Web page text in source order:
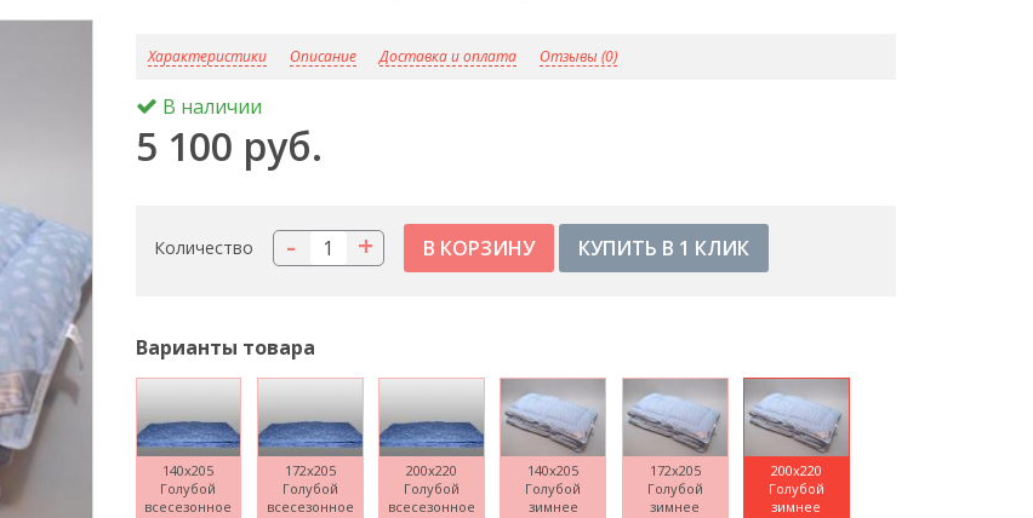
Поднесите мышку
Характеристики Описание Доставка и оплата Отзывы (0)
В наличии
5 100 руб.
Количество +
- КУПИТЬ В 1 КЛИК
Варианты товара
140x205
Голубой
всесезонное
172x205
Голубой
всесезонное
200x220
Голубой
всесезонное
140x205
Голубой
зимнее
172x205
Голубой
зимнее
200x220
Голубой
зимнее